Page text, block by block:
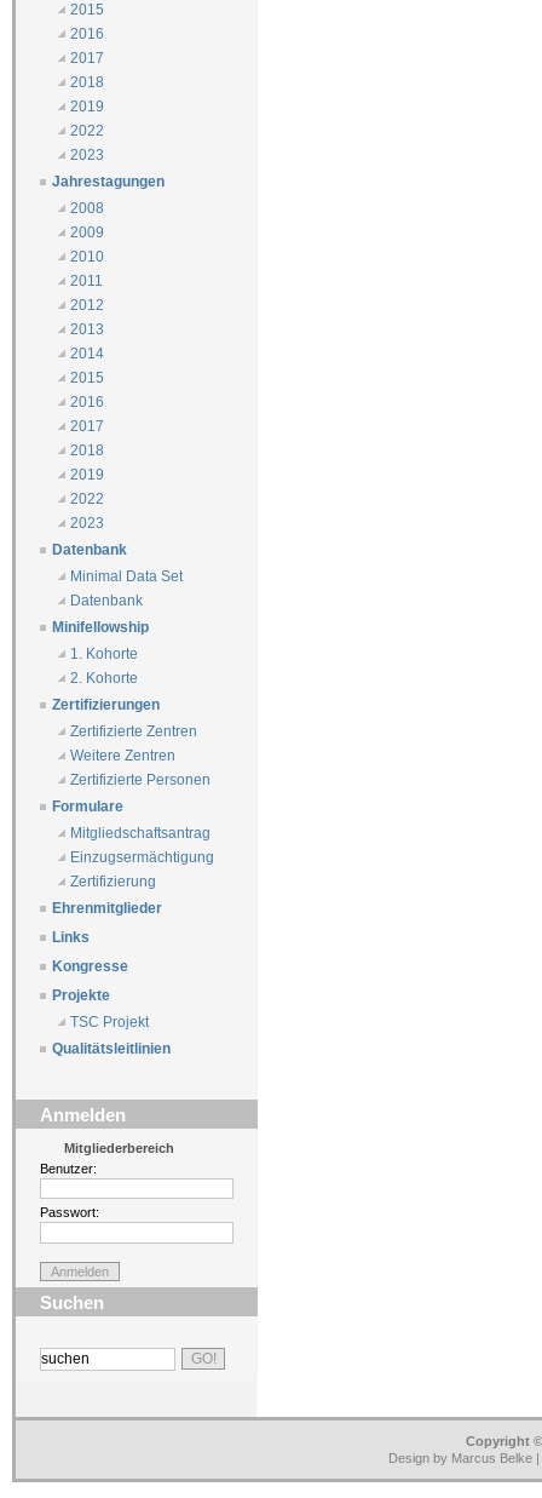
2015
2016
2017
2018
2019
2022
2023
Jahrestagungen
2008
2009
2010
2011
2012
2013
2014
2015
2016
2017
2018
2019
2022
2023
Datenbank
Minimal Data Set
Datenbank
Minifellowship
1. Kohorte
2. Kohorte
Zertifizierungen
Zertifizierte Zentren
Weitere Zentren
Zertifizierte Personen
Formulare
Mitgliedschaftsantrag
Einzugsermächtigung
Zertifizierung
Ehrenmitglieder
Links
Kongresse
Projekte
TSC Projekt
Qualitätsleitlinien
Anmelden
Mitgliederbereich
Benutzer:
Passwort:
Suchen
Copyright
Design by Marcus Belke